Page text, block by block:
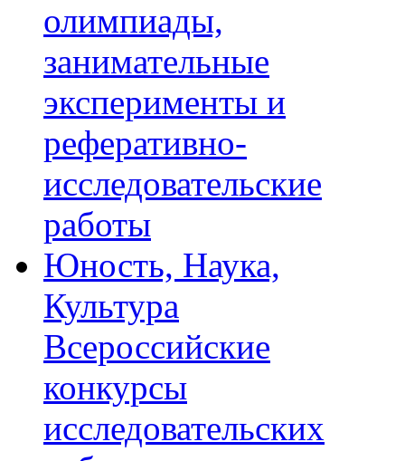
олимпиады,
занимательные
эксперименты и
реферативно-
исследовательские
работы
Юность, Наука,
Культура
Всероссийские
конкурсы
исследовательских